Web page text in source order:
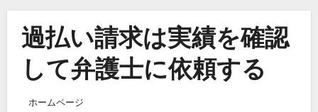
過払い請求は実績を確認
して弁護士に依頼する
ホームページ